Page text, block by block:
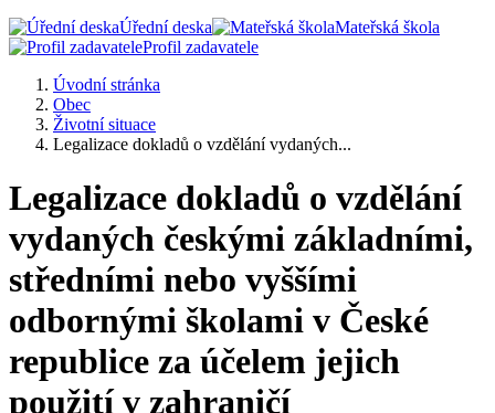
Úřední deska
Mateřská škola
Profil zadavatele
Úvodní stránka
Obec
Životní situace
Legalizace dokladů o vzdělání vydaných...
Legalizace dokladů o vzdělání
vydaných českými základními,
středními nebo vyššími
odbornými školami v České
republice za účelem jejich
použití v zahraničí